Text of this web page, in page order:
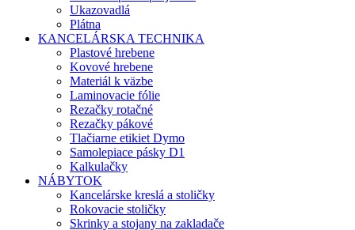
Ukazovadlá
Plátna
KANCELÁRSKA TECHNIKA
Plastové hrebene
Kovové hrebene
Materiál k väzbe
Laminovacie fólie
Rezačky rotačné
Rezačky pákové
Tlačiarne etikiet Dymo
Samolepiace pásky D1
Kalkulačky
NÁBYTOK
Kancelárske kreslá a stoličky
Rokovacie stoličky
Skrinky a stojany na zakladače